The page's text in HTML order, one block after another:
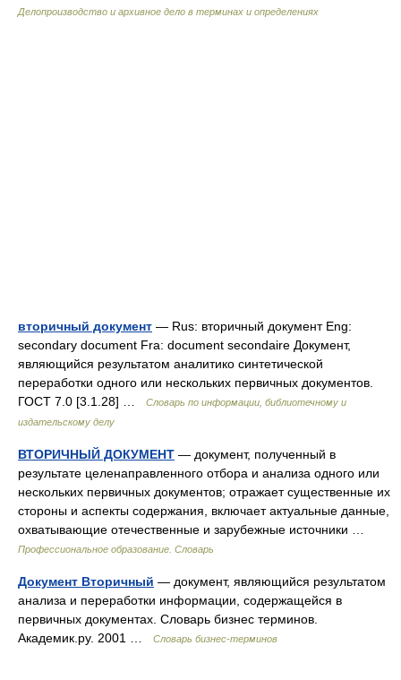
Делопроизводство и архивное дело в терминах и определениях
вторичный документ — Rus: вторичный документ Eng:
secondary document Fra: document secondaire Документ,
являющийся результатом аналитико синтетической
переработки одного или нескольких первичных документов.
ГОСТ 7.0 [3.1.28] …
Словарь по информации, библиотечному и
издательскому делу
ВТОРИЧНЫЙ ДОКУМЕНТ — документ, полученный в
результате целенаправленного отбора и анализа одного или
нескольких первичных документов; отражает существенные их
стороны и аспекты содержания, включает актуальные данные,
охватывающие отечественные и зарубежные источники …
Профессиональное образование. Словарь
Документ Вторичный — документ, являющийся результатом
анализа и переработки информации, содержащейся в
первичных документах. Словарь бизнес терминов.
Академик.ру. 2001 …
Словарь бизнес-терминов